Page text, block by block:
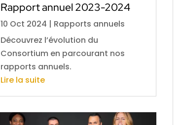
Rapport annuel 2023-2024
10 Oct 2024 | Rapports annuels
Découvrez l’évolution du
Consortium en parcourant nos
rapports annuels.
Lire la suite